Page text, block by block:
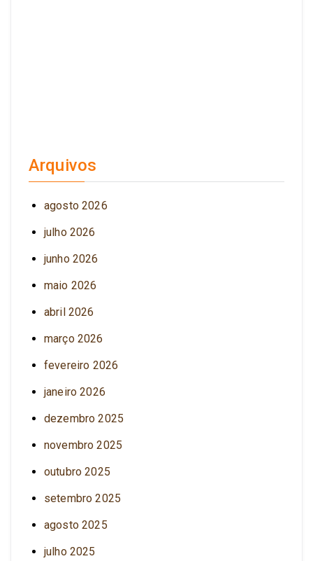
Arquivos
agosto 2026
julho 2026
junho 2026
maio 2026
abril 2026
março 2026
fevereiro 2026
janeiro 2026
dezembro 2025
novembro 2025
outubro 2025
setembro 2025
agosto 2025
julho 2025